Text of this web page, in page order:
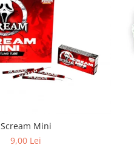
Scream Mini
9,00 Lei